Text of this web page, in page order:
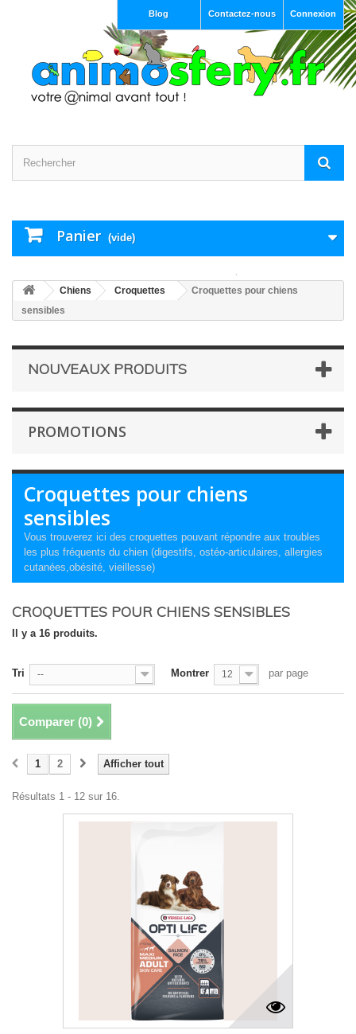
Connexion
Contactez-nous
Blog
Panier (vide)
Chiens Croquettes
Croquettes pour chiens
sensibles
NOUVEAUX PRODUITS
PROMOTIONS
Croquettes pour chiens
sensibles
Vous trouverez ici des croquettes pouvant répondre aux troubles
les plus fréquents du chien (digestifs, ostéo-articulaires, allergies
cutanées,obésité, vieillesse)
CROQUETTES POUR CHIENS SENSIBLES
Il y a 16 produits.
Tri -- Montrer 12 par page
Comparer (0)
Afficher tout
1 2
Résultats 1 - 12 sur 16.